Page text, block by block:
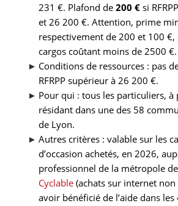
231 €. Plafond de 200 € si
et 26 200 €. Attention, prime
respectivement de 200 et 100
cargos coûtant moins de 2500 €.
Conditions de ressources : pas
RFRPP supérieur à 26 200 €.
Pour qui : tous les particuliers, à
résidant dans une des 58
de Lyon.
Autres critères : valable sur les
d’occasion achetés, en 2026,
professionnel de la métropole
Cyclable (achats sur internet non
avoir bénéficié de l’aide dans